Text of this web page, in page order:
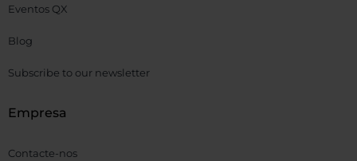
Eventos QX
Blog
Subscribe to our newsletter
Empresa
Contacte-nos